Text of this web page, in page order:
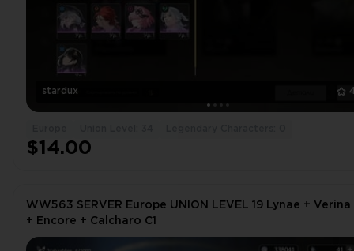
stardux
$14.00
WW563 SERVER Europe UNION LEVEL 19 Lynae + Verina
+ Encore + Calcharo C1